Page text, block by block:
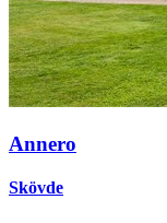
Annero
Skövde